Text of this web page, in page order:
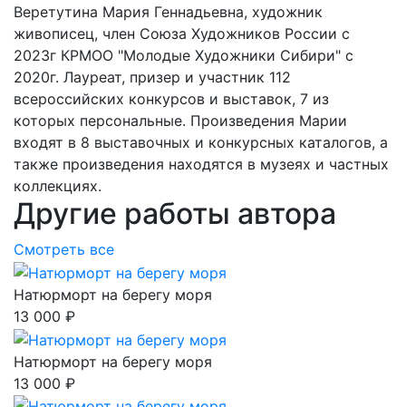
Веретутина Мария Геннадьевна, художник
живописец, член Союза Художников России с
2023г КРМОО "Молодые Художники Сибири" с
2020г. Лауреат, призер и участник 112
всероссийских конкурсов и выставок, 7 из
которых персональные. Произведения Марии
входят в 8 выставочных и конкурсных каталогов, а
также произведения находятся в музеях и частных
коллекциях.
Другие работы автора
Смотреть все
Натюрморт на берегу моря
13 000 ₽
Натюрморт на берегу моря
13 000 ₽